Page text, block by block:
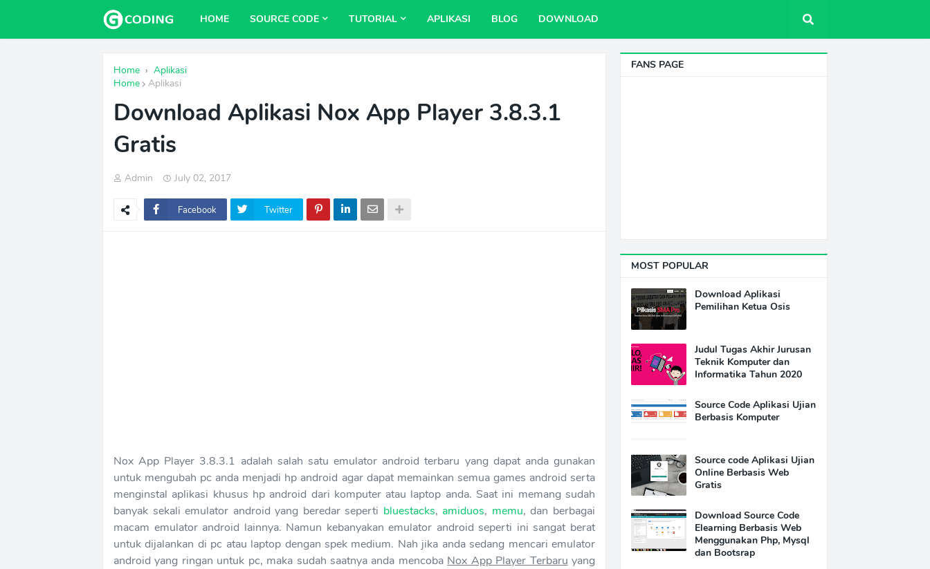
HOME SOURCE CODE TUTORIAL APLIKASI BLOG DOWNLOAD
Home › Aplikasi
Home
Aplikasi
Download Aplikasi Nox App Player 3.8.3.1
Gratis
Admin July 02, 2017
Facebook Twitter
Nox App Player 3.8.3.1 adalah salah satu emulator android terbaru yang dapat anda gunakan
untuk mengubah pc anda menjadi hp android agar dapat memainkan semua games android serta
menginstal aplikasi khusus hp android dari komputer atau laptop anda. Saat ini memang sudah
banyak sekali emulator android yang beredar seperti bluestacks, amiduos, memu, dan berbagai
macam emulator android lainnya. Namun kebanyakan emulator android seperti ini sangat berat
untuk dijalankan di pc atau laptop dengan spek medium. Nah jika anda sedang mencari emulator
android yang ringan untuk pc, maka sudah saatnya anda mencoba Nox App Player Terbaru yang
FANS PAGE
MOST POPULAR
Download Aplikasi
Pemilihan Ketua Osis
Judul Tugas Akhir Jurusan
Teknik Komputer dan
Informatika Tahun 2020
Source Code Aplikasi Ujian
Berbasis Komputer
Source code Aplikasi Ujian
Online Berbasis Web
Gratis
Download Source Code
Elearning Berbasis Web
Menggunakan Php, Mysql
dan Bootsrap